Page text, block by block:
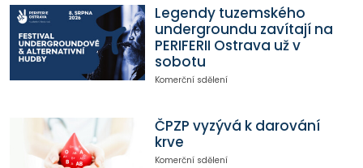
Legendy tuzemského
undergroundu zavítají na
PERIFERII Ostrava už v
sobotu
Komerční sdělení
ČPZP vyzývá k darování
krve
Komerční sdělení